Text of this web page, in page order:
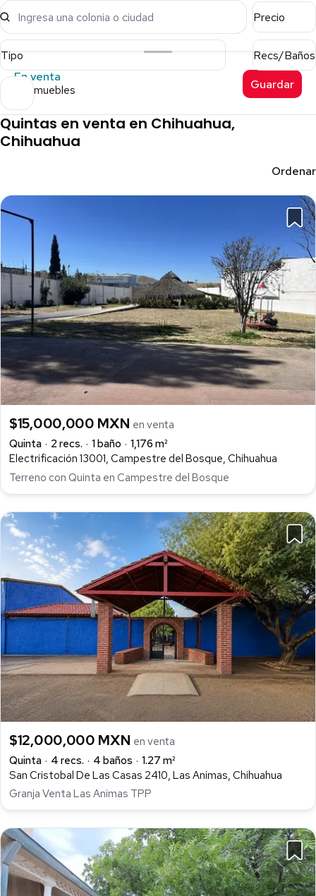
Ingresa una colonia o ciudad Precio
Tipo
Recs/Baños
En venta
17 inmuebles Guardar
Quintas en venta en Chihuahua,
Chihuahua
Ordenar
$15,000,000 MXN en venta
Quinta
2 recs. 1 baño
1,176 m²
Electrificación 13001, Campestre del Bosque, Chihuahua
Terreno con Quinta en Campestre del Bosque
$12,000,000 MXN en venta
Quinta
4 recs. 4 baños
1.27 m²
San Cristobal De Las Casas 2410, Las Animas, Chihuahua
Granja Venta Las Animas TPP